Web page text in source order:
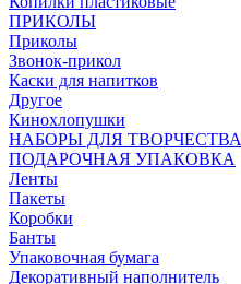
ПРИКОЛЫ
Приколы
Звонок-прикол
Каски для напитков
Другое
Кинохлопушки
НАБОРЫ ДЛЯ ТВОРЧЕСТВА
ПОДАРОЧНАЯ УПАКОВКА
Ленты
Пакеты
Коробки
Банты
Упаковочная бумага
Декоративный наполнитель